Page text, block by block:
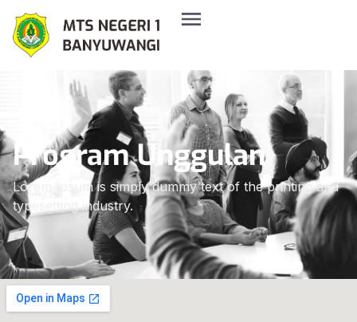
Program Unggulan
Lorem Ipsum is simply dummy text of the printing and
typesetting industry.